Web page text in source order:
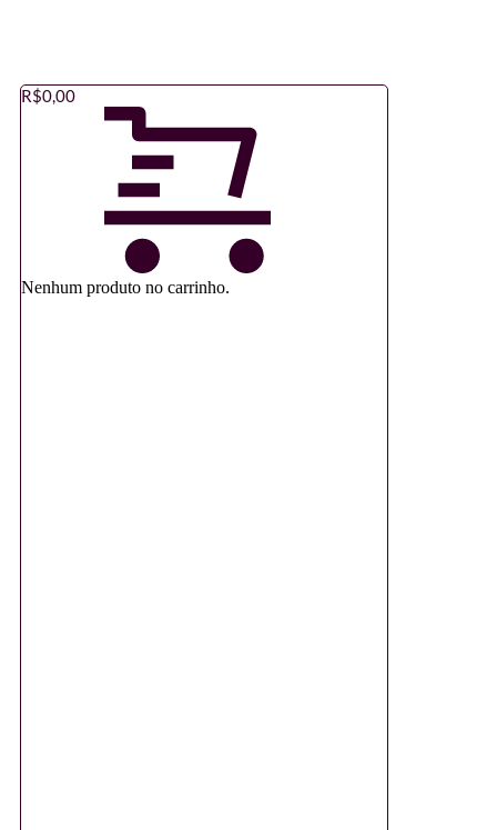
R$0,00
Nenhum produto no carrinho.